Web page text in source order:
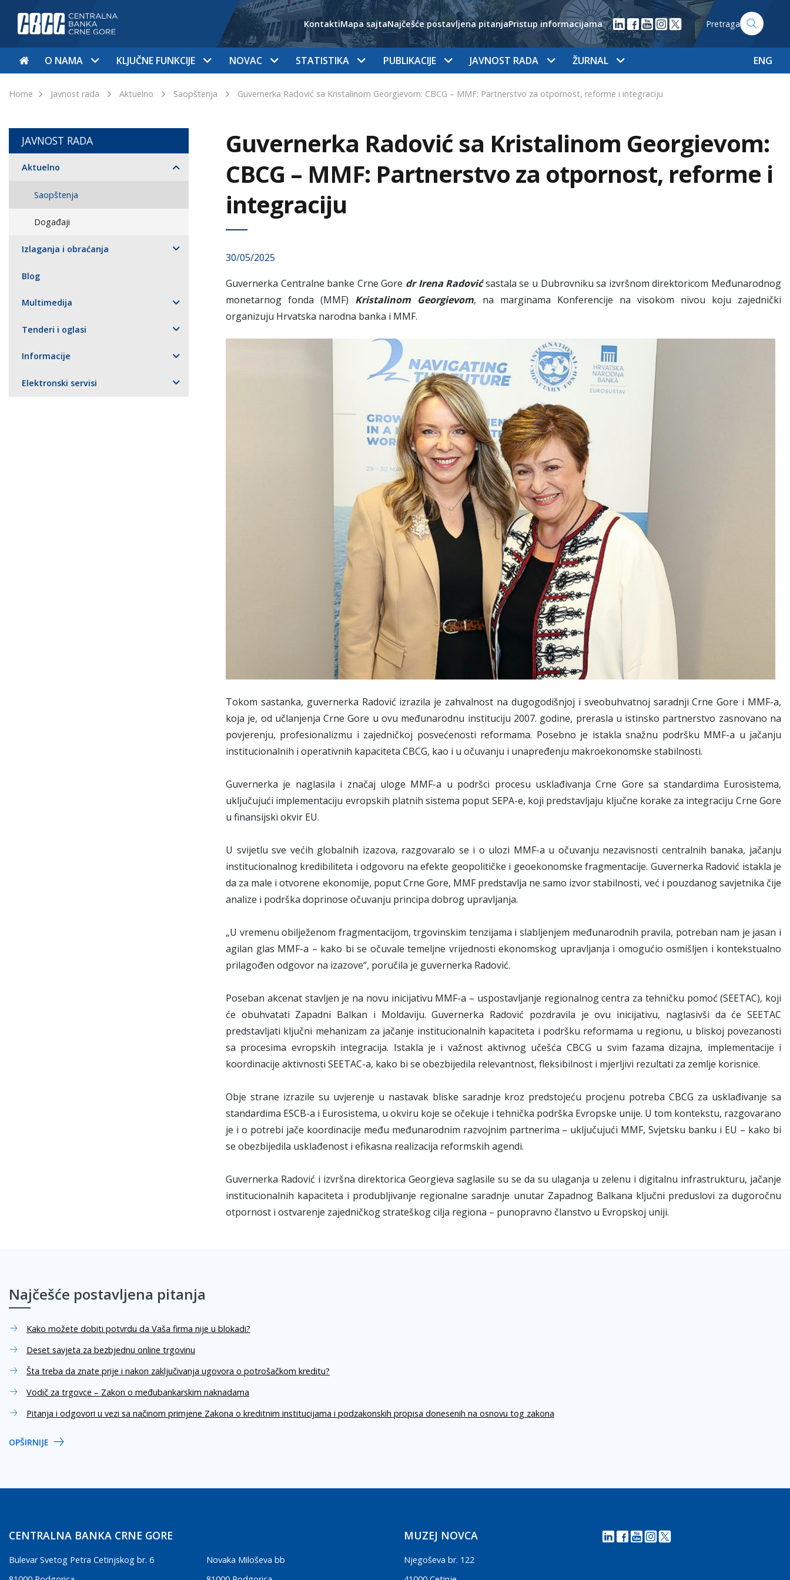
KontaktiMapa sajtaNajčešće postavljena pitanjaPristup informacijama Pretraga
O NAMA KLJUČNE FUNKCIJE NOVAC STATISTIKA PUBLIKACIJE JAVNOST RADA ŽURNAL ENG
Home Javnost rada Aktuelno Saopštenja Guvernerka Radović sa Kristalinom Georgievom: CBCG – MMF: Partnerstvo za otpornost, reforme i integraciju
JAVNOST RADA
Aktuelno
Saopštenja
Događaji
Izlaganja i obraćanja
Blog
Multimedija
Tenderi i oglasi
Informacije
Elektronski servisi
Guvernerka Radović sa Kristalinom Georgievom:
CBCG – MMF: Partnerstvo za otpornost, reforme i
integraciju
30/05/2025
Guvernerka Centralne banke Crne Gore dr Irena Radovićsastala se u Dubrovniku sa izvršnom direktoricom Međunarodnog
monetarnog fonda (MMF) Kristalinom Georgievom, na marginama Konferencije na visokom nivou koju zajednički
organizuju Hrvatska narodna banka i MMF.
Tokom sastanka, guvernerka Radović izrazila je zahvalnost na dugogodišnjoj i sveobuhvatnoj saradnji Crne Gore i MMF-a,
koja je, od učlanjenja Crne Gore u ovu međunarodnu instituciju 2007. godine, prerasla u istinsko partnerstvo zasnovano na
povjerenju, profesionalizmu i zajedničkoj posvećenosti reformama. Posebno je istakla snažnu podršku MMF-a u jačanju
institucionalnih i operativnih kapaciteta CBCG, kao i u očuvanju i unapređenju makroekonomske stabilnosti.
Guvernerka je naglasila i značaj uloge MMF-a u podršci procesu usklađivanja Crne Gore sa standardima Eurosistema,
uključujući implementaciju evropskih platnih sistema poput SEPA-e, koji predstavljaju ključne korake za integraciju Crne Gore
u finansijski okvir EU.
U svijetlu sve većih globalnih izazova, razgovaralo se i o ulozi MMF-a u očuvanju nezavisnosti centralnih banaka, jačanju
institucionalnog kredibiliteta i odgovoru na efekte geopolitičke i geoekonomske fragmentacije. Guvernerka Radović istakla je
da za male i otvorene ekonomije, poput Crne Gore, MMF predstavlja ne samo izvor stabilnosti, već i pouzdanog savjetnika čije
analize i podrška doprinose očuvanju principa dobrog upravljanja.
„U vremenu obilježenom fragmentacijom, trgovinskim tenzijama i slabljenjem međunarodnih pravila, potreban nam je jasan i
agilan glas MMF-a – kako bi se očuvale temeljne vrijednosti ekonomskog upravljanja i omogućio osmišljen i kontekstualno
prilagođen odgovor na izazove“, poručila je guvernerka Radović.
Poseban akcenat stavljen je na novu inicijativu MMF-a – uspostavljanje regionalnog centra za tehničku pomoć (SEETAC), koji
će obuhvatati Zapadni Balkan i Moldaviju. Guvernerka Radović pozdravila je ovu inicijativu, naglasivši da će SEETAC
predstavljati ključni mehanizam za jačanje institucionalnih kapaciteta i podršku reformama u regionu, u bliskoj povezanosti
sa procesima evropskih integracija. Istakla je i važnost aktivnog učešća CBCG u svim fazama dizajna, implementacije i
koordinacije aktivnosti SEETAC-a, kako bi se obezbijedila relevantnost, fleksibilnost i mjerljivi rezultati za zemlje korisnice.
Obje strane izrazile su uvjerenje u nastavak bliske saradnje kroz predstojeću procjenu potreba CBCG za usklađivanje sa
standardima ESCB-a i Eurosistema, u okviru koje se očekuje i tehnička podrška Evropske unije. U tom kontekstu, razgovarano
je i o potrebi jače koordinacije među međunarodnim razvojnim partnerima – uključujući MMF, Svjetsku banku i EU – kako bi
se obezbijedila usklađenost i efikasna realizacija reformskih agendi.
Guvernerka Radović i izvršna direktorica Georgieva saglasile su se da su ulaganja u zelenu i digitalnu infrastrukturu, jačanje
institucionalnih kapaciteta i produbljivanje regionalne saradnje unutar Zapadnog Balkana ključni preduslovi za dugoročnu
otpornost i ostvarenje zajedničkog strateškog cilja regiona – punopravno članstvo u Evropskoj uniji.
Najčešće postavljena pitanja
Kako možete dobiti potvrdu da Vaša firma nije u blokadi?
Deset savjeta za bezbjednu online trgovinu
Šta treba da znate prije i nakon zaključivanja ugovora o potrošačkom kreditu?
Vodič za trgovce – Zakon o međubankarskim naknadama
Pitanja i odgovori u vezi sa načinom primjene Zakona o kreditnim institucijama i podzakonskih propisa donesenih na osnovu tog zakona
OPŠIRNIJE
CENTRALNA BANKA CRNE GORE
Bulevar Svetog Petra Cetinjskog br. 6
Novaka Miloševa bb
MUZEJ NOVCA
Njegoševa br. 122